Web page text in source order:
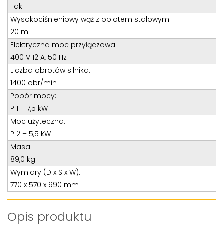
Tak
Wysokociśnieniowy wąż z oplotem stalowym:
20 m
Elektryczna moc przyłączowa:
400 V 12 A, 50 Hz
Liczba obrotów silnika:
1400 obr/min
Pobór mocy:
P 1 – 7,5 kW
Moc użyteczna:
P 2 – 5,5 kW
Masa:
89,0 kg
Wymiary (D x S x W):
770 x 570 x 990 mm
Opis produktu